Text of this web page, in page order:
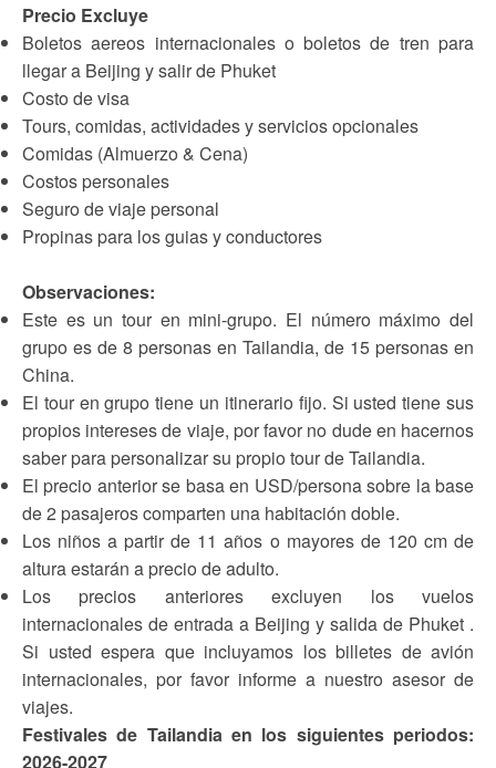
Precio Excluye
Boletos aereos internacionales o boletos de tren para
llegar a Beijing y salir de Phuket
Costo de visa
Tours, comidas, actividades y servicios opcionales
Comidas (Almuerzo & Cena)
Costos personales
Seguro de viaje personal
Propinas para los guias y conductores
Observaciones:
Este es un tour en mini-grupo. El número máximo del
grupo es de 8 personas en Tailandia, de 15 personas en
China.
El tour en grupo tiene un itinerario fijo. Si usted tiene sus
propios intereses de viaje, por favor no dude en hacernos
saber para personalizar su propio tour de Tailandia.
El precio anterior se basa en USD/persona sobre la base
de 2 pasajeros comparten una habitación doble.
Los niños a partir de 11 años o mayores de 120 cm de
altura estarán a precio de adulto.
Los precios anteriores excluyen los vuelos
internacionales de entrada a Beijing y salida de Phuket .
Si usted espera que incluyamos los billetes de avión
internacionales, por favor informe a nuestro asesor de
viajes.
Festivales de Tailandia en los siguientes periodos:
2026-2027